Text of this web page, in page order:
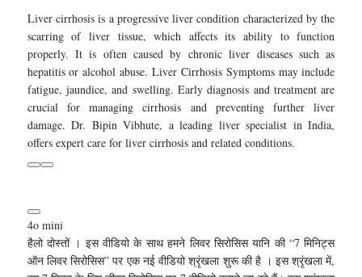
Liver cirrhosis is a progressive liver condition characterized by the
scarring of liver tissue, which affects its ability to function
properly. It is often caused by chronic liver diseases such as
hepatitis or alcohol abuse. Liver Cirrhosis Symptoms may include
fatigue, jaundice, and swelling. Early diagnosis and treatment are
crucial for managing cirrhosis and preventing further liver
damage. Dr. Bipin Vibhute, a leading liver specialist in India,
offers expert care for liver cirrhosis and related conditions.
4o mini
हैलो दोस्तों । इस वीडियो के साथ हमने लिवर सिरोसिस यानि की “7 मिनिट्स
ऑन लिवर सिरोसिस” पर एक नई वीडियो श्रृंखला शुरू की है । इस श्रृंखला में,